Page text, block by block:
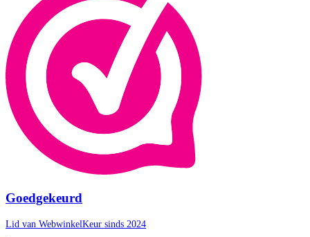
Goedgekeurd
Lid van WebwinkelKeur sinds 2024